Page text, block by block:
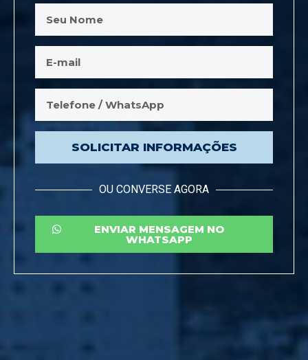
SOLICITAR INFORMAÇÕES
OU CONVERSE AGORA
ENVIAR MENSAGEM NO
WHATSAPP